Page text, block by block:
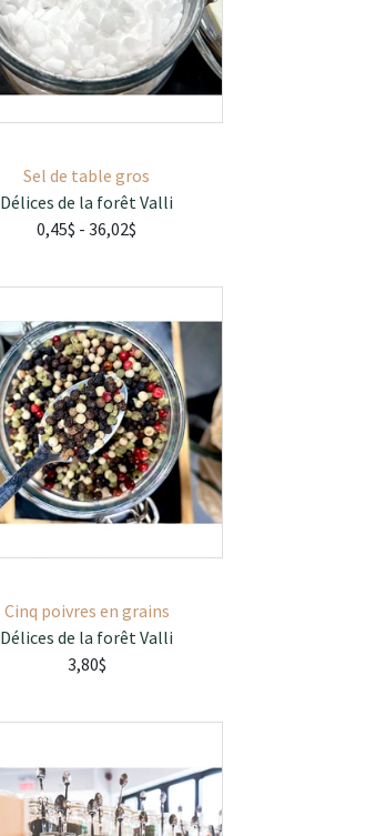
Sel de table gros
Délices de la forêt Valli
0,45$ - 36,02$
Cinq poivres en grains
Délices de la forêt Valli
3,80$